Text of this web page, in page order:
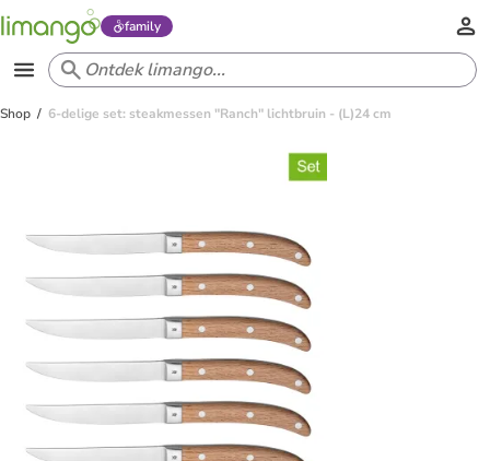
family
Shop 6-delige set: steakmessen "Ranch" lichtbruin - (L)24 cm